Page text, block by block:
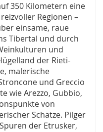
350 Kilometern eine
Regionen –
einsame, raue
Tibertal und durch
und
der Rieti-
malerische
und Greccio
wie Arezzo, Gubbio,
von
Schätze. Pilger
der Etrusker,